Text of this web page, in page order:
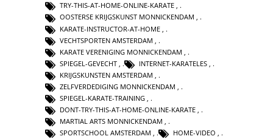
TRY-THIS-AT-HOME-ONLINE-KARATE ,
OOSTERSE KRIJGSKUNST MONNICKENDAM ,
KARATE-INSTRUCTOR-AT-HOME
VECHTSPORTEN AMSTERDAM
KARATE VERENIGING MONNICKENDAM
SPIEGEL-GEVECHT
INTERNET-KARATELES
KRIJGSKUNSTEN AMSTERDAM
ZELFVERDEDIGING MONNICKENDAM
SPIEGEL-KARATE-TRAINING
DONT-TRY-THIS-AT-HOME-ONLINE-KARATE
MARTIAL ARTS MONNICKENDAM ,
SPORTSCHOOL AMSTERDAM , HOME-VIDEO ,